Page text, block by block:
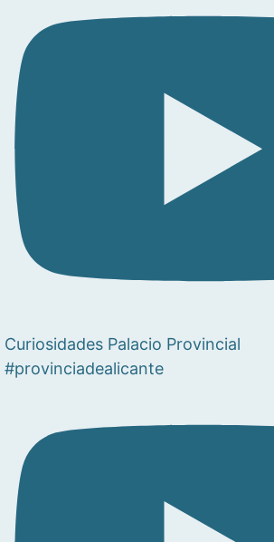
Curiosidades Palacio Provincial
#provinciadealicante